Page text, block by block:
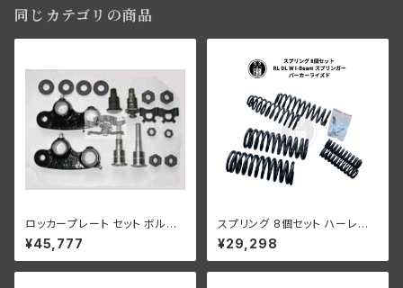
同じカテゴリの商品
ロッカープレート セット ボルト
ワッシャー付き 2 個セット ブラッ
ク ハーレーダビッドソン RL WL
WLA
¥45,777
スプリング 8個セット ハーレー
ダビッドソン RL DL W I-Beam
スプリンガー パーカーライズド
¥29,298